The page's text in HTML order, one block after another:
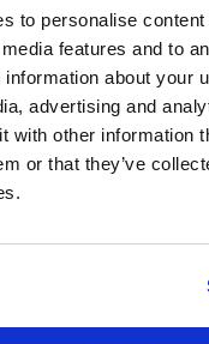
to personalise
features and to
about your
advertising and
with other information
or that they’ve
de correo electrónico y
el proceso de compra de
de livecards.net es
en Livecards.net
Comprar códigos
reservadosse
stock se entregarán
consideradas para uso